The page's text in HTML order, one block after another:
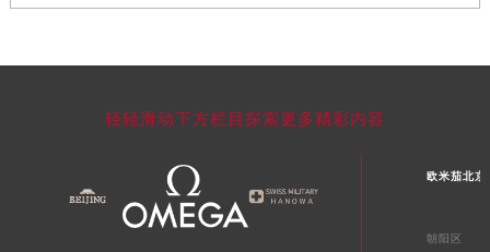
轻轻滑动下方栏目探索更多精彩内容
欧米茄北京
朝阳区